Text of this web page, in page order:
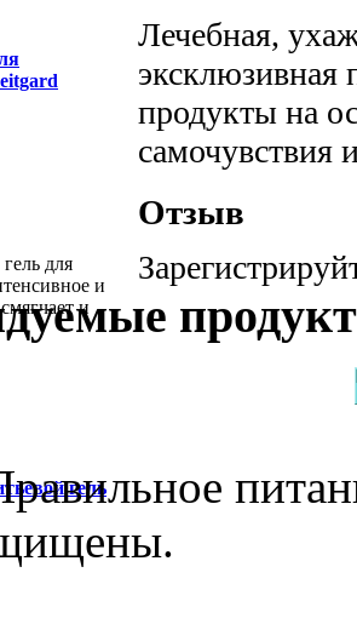
Лечебная,
эксклюзивная
продукты на
самочувствия
Отзыв
для
и
и
гель